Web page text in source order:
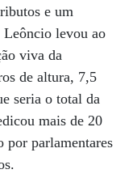
e um
Leôncio levou ao
viva da
de altura, 7,5
seria o total da
mais de 20
por parlamentares